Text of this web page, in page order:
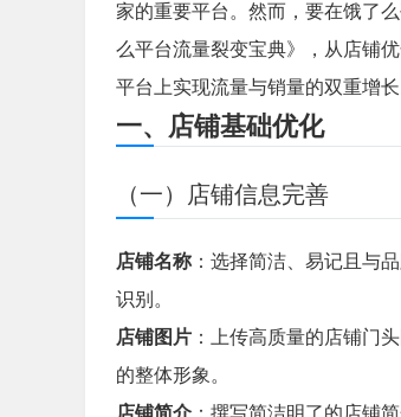
家的重要平台。然而，要在饿了
么平台流量裂变宝典》，从店铺
平台上实现流量与销量的双重增长
一、店铺基础优化
（一）店铺信息完善
店铺名称 ：选择简洁、易记且与
识别。
店铺图片 ：上传高质量的店铺门
的整体形象。
店铺简介 ：撰写简洁明了的店铺